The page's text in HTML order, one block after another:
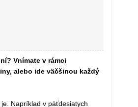
Vnímate v rámci
alebo ide väčšinou každý
Napríklad v päťdesiatych